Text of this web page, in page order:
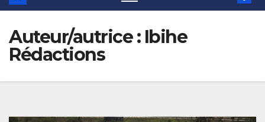
Auteur/autrice : Ibihe
Rédactions